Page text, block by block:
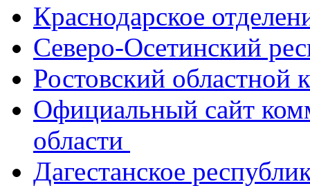
Краснодарское
Северо-Осетинский
Ростовский
Официальный сайт
области
Дагестанское